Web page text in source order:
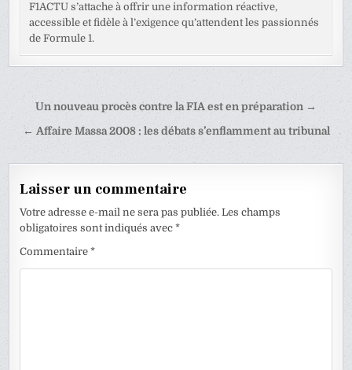
F1ACTU s’attache à offrir une information réactive,
accessible et fidèle à l’exigence qu’attendent les passionnés
de Formule 1.
Navigation
de
Un nouveau procès contre la FIA est en préparation →
← Affaire Massa 2008 : les débats s’enflamment au tribunal
Laisser un commentaire
Votre adresse e-mail ne sera pas publiée. Les champs
obligatoires sont indiqués avec*
Commentaire*